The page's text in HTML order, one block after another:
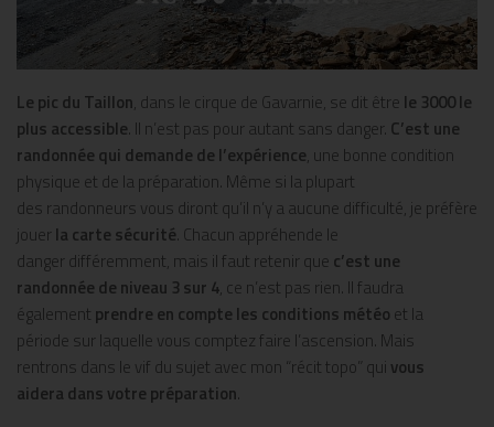
Le pic du Taillon, dans le cirque de Gavarnie, se dit être le 3000 le
plus accessible. Il n’est pas pour autant sans danger. C’est une
randonnée qui demande de l’expérience, une bonne condition
physique et de la préparation. Même si la plupart
des randonneurs vous diront qu’il n’y a aucune difficulté, je préfère
jouer la carte sécurité. Chacun appréhende le
danger différemment, mais il faut retenir que c’est une
randonnée de niveau 3 sur 4, ce n’est pas rien. Il faudra
également prendre en compte les conditions météo et la
période sur laquelle vous comptez faire l’ascension. Mais
rentrons dans le vif du sujet avec mon “récit topo” qui vous
aidera dans votre préparation.